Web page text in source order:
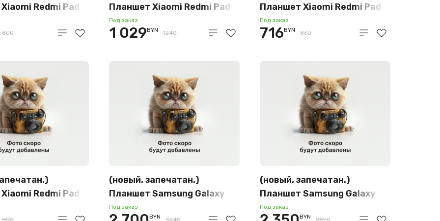
Redmi Pad 2
международная
800
Планшет Xiaomi Redmi Pad 2
Pro 5G 6GB/128GB
международная версия
Под заказ
1 029BYN 1240
Планшет Xiaomi Redmi Pad 2
4G 8GB/256GB
международная версия
Под заказ
716BYN 860
Redmi Pad 2
международная
800
(новый. запечатан.)
Планшет Samsung Galaxy
Tab S9+ 5G SM-X816
Под заказ
BYN 3240
(новый. запечатан.)
Планшет Samsung Galaxy
Tab S9+ Wi-Fi SM-X810
Под заказ
BYN 2820